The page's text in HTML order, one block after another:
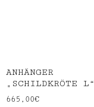
ANHÄNGER
„SCHILDKRÖTE L“
665,00€